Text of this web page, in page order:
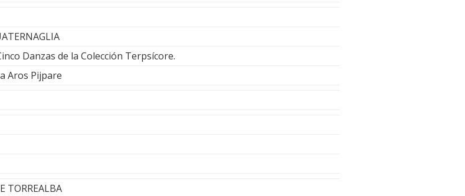
Danzas de la Colección Terpsícore.
Aros Pijpare
TORREALBA